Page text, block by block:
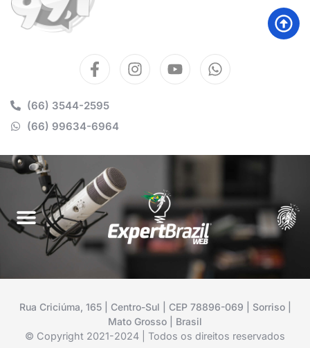
(66) 3544-2595
(66) 99634-6964
Rua Criciúma, 165 | Centro-Sul | CEP 78896-069 | Sorriso |
Mato Grosso | Brasil
© Copyright 2021-2024 | Todos os direitos reservados